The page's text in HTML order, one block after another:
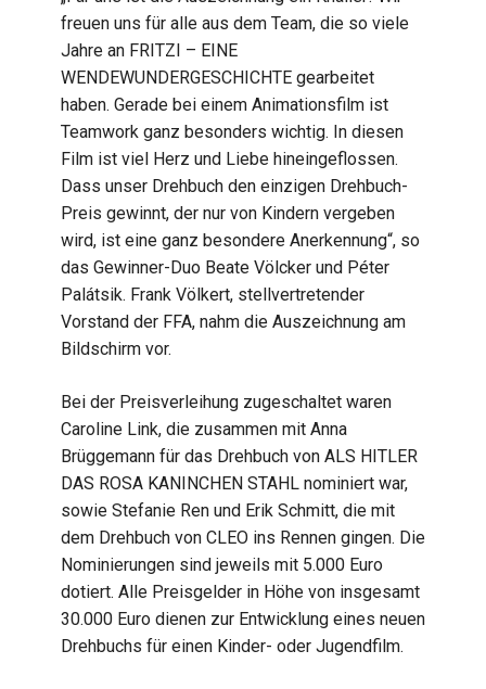
freuen uns für alle aus dem Team, die so viele
Jahre an FRITZI – EINE
WENDEWUNDERGESCHICHTE gearbeitet
haben. Gerade bei einem Animationsfilm ist
Teamwork ganz besonders wichtig. In diesen
Film ist viel Herz und Liebe hineingeflossen.
Dass unser Drehbuch den einzigen Drehbuch-
Preis gewinnt, der nur von Kindern vergeben
wird, ist eine ganz besondere Anerkennung“, so
das Gewinner-Duo Beate Völcker und Péter
Palátsik. Frank Völkert, stellvertretender
Vorstand der FFA, nahm die Auszeichnung am
Bildschirm vor.
Bei der Preisverleihung zugeschaltet waren
Caroline Link, die zusammen mit Anna
Brüggemann für das Drehbuch von ALS HITLER
DAS ROSA KANINCHEN STAHL nominiert war,
sowie Stefanie Ren und Erik Schmitt, die mit
dem Drehbuch von CLEO ins Rennen gingen. Die
Nominierungen sind jeweils mit 5.000 Euro
dotiert. Alle Preisgelder in Höhe von insgesamt
30.000 Euro dienen zur Entwicklung eines neuen
Drehbuchs für einen Kinder- oder Jugendfilm.